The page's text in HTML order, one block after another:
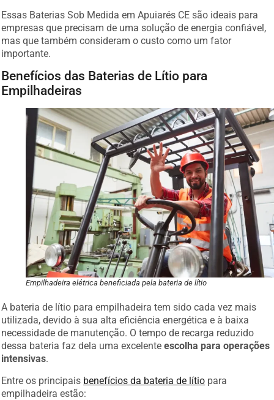
Essas Baterias Sob Medida em Apuiarés CE são ideais para
empresas que precisam de uma solução de energia confiável,
mas que também consideram o custo como um fator
importante.
Benefícios das Baterias de Lítio para
Empilhadeiras
Empilhadeira elétrica beneficiada pela bateria de lítio
A bateria de lítio para empilhadeira tem sido cada vez mais
utilizada, devido à sua alta eficiência energética e à baixa
necessidade de manutenção. O tempo de recarga reduzido
dessa bateria faz dela uma excelenteescolha para operações
intensivas.
Entre os principais benefícios da bateria de lítio para
empilhadeira estão: